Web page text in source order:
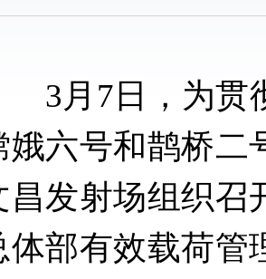
3月7日，为贯
娥六号和鹊桥二
昌发射场组织召
体部有效载荷管